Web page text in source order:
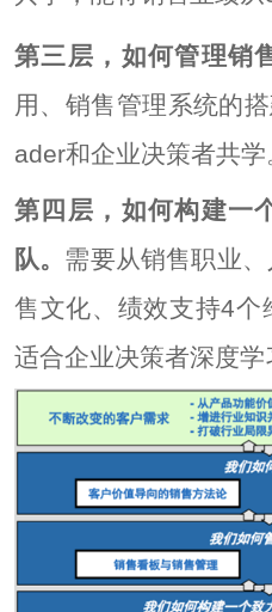
第三层，如何管理销
用、销售管理系统的
ader和企业决策者共学
第四层，如何构建一
队。 需要从销售职业
售文化、绩效支持4个
适合企业决策者深度学